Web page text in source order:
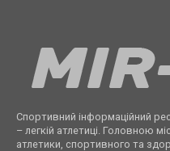
Спортивний інформаційний
– легкій атлетиці. Головною
атлетики, спортивного та